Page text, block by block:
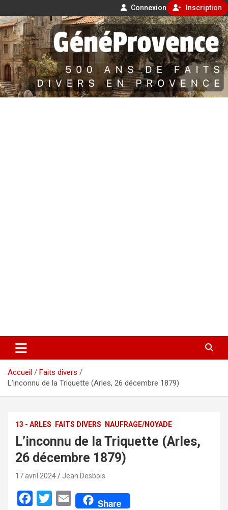
Connexion Inscription
Aller
au
contenu
GénéProvence
500 ans de faits divers en Provence
Accueil
Faits divers
L’inconnu de la Triquette (Arles, 26 décembre 1879)
13 - ARLES FAITS DIVERS NAUFRAGE/NOYADE
L’inconnu de la Triquette (Arles,
26 décembre 1879)
17 avril 2024 Jean Desbois
E
Share